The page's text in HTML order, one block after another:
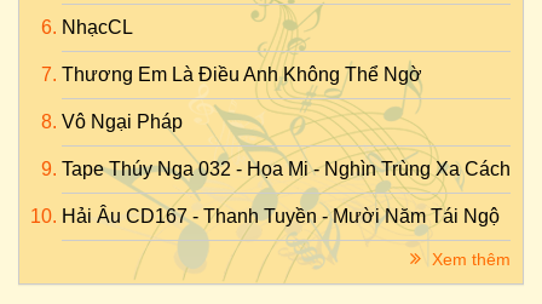
NhạcCL
Thương Em Là Điều Anh Không Thể Ngờ
Vô Ngại Pháp
Tape Thúy Nga 032 - Họa Mi - Nghìn Trùng Xa Cách
Hải Âu CD167 - Thanh Tuyền - Mười Năm Tái Ngộ
Xem thêm